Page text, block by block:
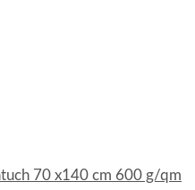
70 x140 cm 600 g/qm